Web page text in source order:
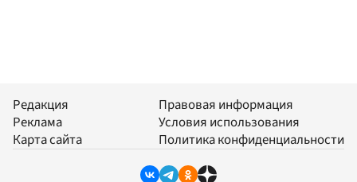
Редакция
Реклама
Карта сайта
Правовая информация
Условия использования
Политика конфиденциальности